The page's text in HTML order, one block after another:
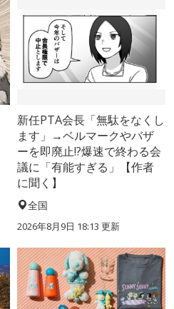
新任PTA会長「無駄をなくし
ます」→ベルマークやバザ
ーを即廃止!?爆速で終わる会
議に「有能すぎる」【作者
に聞く】
全国
2026年8月9日 18:13 更新